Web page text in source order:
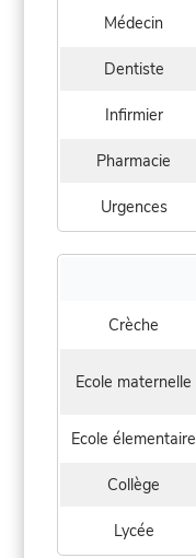
Médecin
Dentiste
Infirmier
Pharmacie
Urgences
Crèche
Ecole maternelle
Ecole élementaire
Collège
Lycée